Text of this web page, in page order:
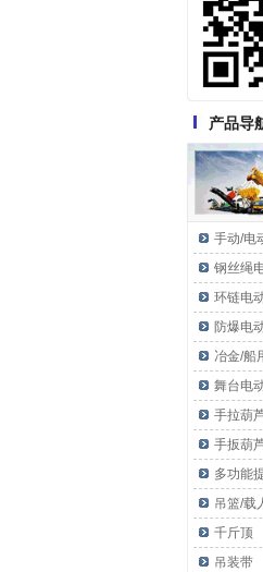
产品导
手动/电
钢丝绳
环链电
防爆电
冶金/船
舞台电
手拉葫
手扳葫
多功能
吊篮/载
千斤顶
吊装带